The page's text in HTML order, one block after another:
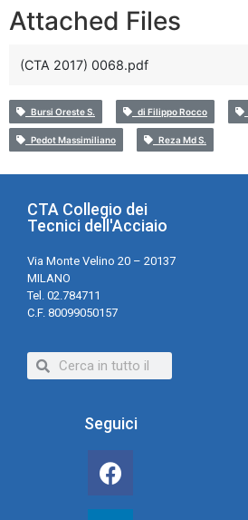
Attached Files
(CTA 2017) 0068.pdf
Bursi Oreste S. di Filippo Rocco
Pedot Massimiliano Reza Md S.
CTA Collegio dei
Tecnici dell'Acciaio
Via Monte Velino 20 – 20137
MILANO
Tel. 02.784711
C.F. 80099050157
Seguici